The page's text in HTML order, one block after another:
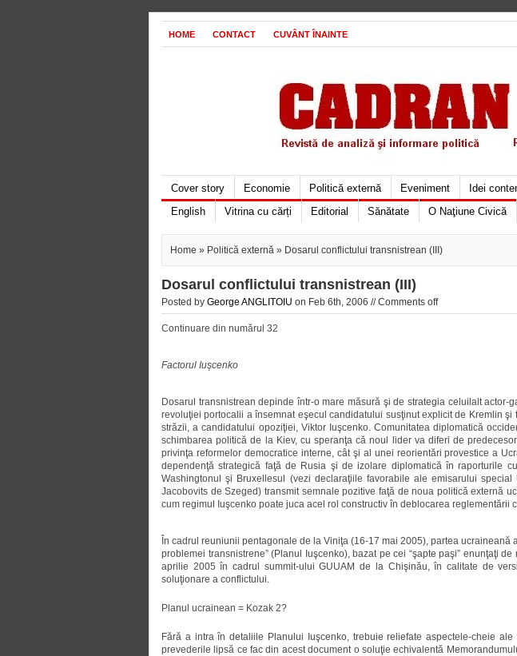
HOME CONTACT CUVÂNT ÎNAINTE
Cover story Economie Politică externă Eveniment Idei
English
Vitrina cu cărți Editorial Sănătate O Naţiune Civică
Home » Politică externă » Dosarul conflictului transnistrean (III)
Dosarul conflictului transnistrean (III)
Posted by George ANGLITOIU on Feb 6th, 2006 //Comments off
Continuare din numărul 32
Factorul Iuşcenko
Dosarul transnistrean depinde într-o mare măsură şi de strategia celuilalt actor-
revoluţiei portocalii a însemnat eşecul candidatului susţinut explicit de Kremlin şi
străzii, a candidatului opoziţiei, Viktor Iuşcenko. Comunitatea diplomatică
schimbarea politică de la Kiev, cu speranţa că noul lider va diferi de
privinţa reformelor democratice interne, cât şi al unei reorientări provestice a
dependenţă strategică faţă de Rusia şi de izolare diplomatică în raporturile
Washingtonul şi Bruxellesul (vezi declaraţiile favorabile ale emisarului special
Jacobovits de Szeged) transmit semnale pozitive faţă de noua politică externă
cum regimul Iuşcenko poate juca acel rol constructiv în deblocarea reglementării
În cadrul reuniunii pentagonale de la Viniţa (16-17 mai 2005), partea ucraineană
problemei transnistrene” (Planul Iuşcenko), bazat pe cei “şapte paşi” enunţaţi
aprilie 2005 în cadrul summit-ului GUUAM de la Chişinău, în calitate de
soluţionare a conflictului.
Planul ucrainean = Kozak 2?
Fără a intra în detaliile Planului Iuşcenko, trebuie reliefate aspectele-cheie
prevederile lipsă ce fac din acest document o soluţie echivalentă